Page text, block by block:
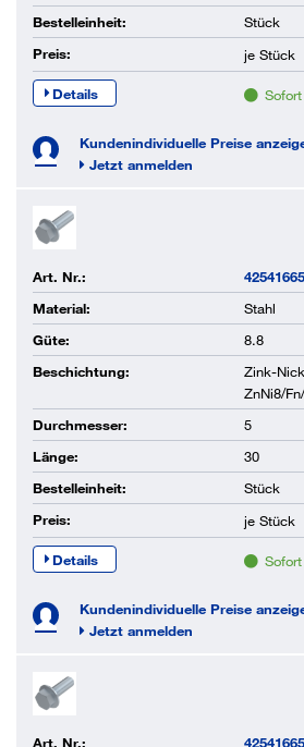
Bestelleinheit:
Stück
Preis:
je Stück
Details
Kundenindividuelle Preise
Jetzt anmelden
Art. Nr.:
Material:
Stahl
Güte:
8.8
Beschichtung:
Zink-
ZnNi8/
Durchmesser:
5
Länge:
30
Bestelleinheit:
Stück
Preis:
je Stück
Details
Kundenindividuelle Preise
Jetzt anmelden
Art. Nr.: